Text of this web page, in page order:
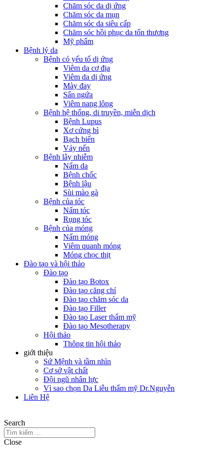
Chăm sóc da dị ứng
Chăm sóc da mụn
Chăm sóc da siêu cấp
Chăm sóc hồi phục da tổn thương
Mỹ phẩm
Bệnh lý da
Bệnh có yếu tố dị ứng
Viêm da cơ địa
Viêm da dị ứng
Mày đay
Sẩn ngứa
Viêm nang lông
Bệnh hệ thống, di truyền, miễn dịch
Bệnh Lupus
Xơ cứng bì
Bạch biến
Vảy nến
Bệnh lây nhiễm
Nấm da
Bệnh chốc
Bệnh lậu
Sùi mào gà
Bệnh của tóc
Nấm tóc
Rụng tóc
Bệnh của móng
Nấm móng
Viêm quanh móng
Móng chọc thịt
Đào tạo và hội thảo
Đào tạo
Đào tạo Botox
Đào tạo căng chỉ
Đào tạo chăm sóc da
Đào tạo Filler
Đào tạo Laser thẩm mỹ
Đào tạo Mesotherapy
Hội thảo
Thông tin hội thảo
giới thiệu
Sứ Mệnh và tầm nhìn
Cơ sở vật chất
Đội ngũ nhân lực
Vì sao chọn Da Liễu thẩm mỹ Dr.Nguyễn
Liên Hệ
Search
Close